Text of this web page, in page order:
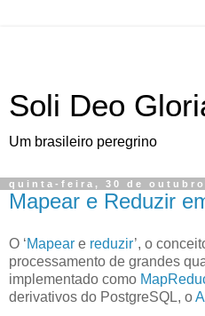
Soli Deo
Um brasileiro peregrino
quinta-feira, 30 de outubro
Mapear e Reduzir
O ‘Mapear e reduzir’, o
processamento de grandes
implementado como
derivativos do PostgreSQL, o